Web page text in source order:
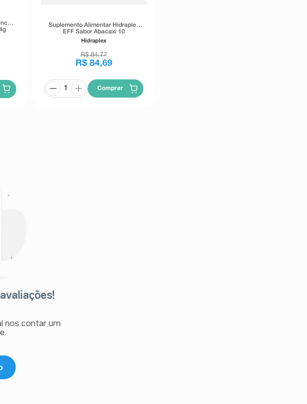
Suplemento Alimentar Hidraplex
EFF Sabor Abacaxi 10
Comprimidos Efervescentes
Hidraplex
R$ 84,77
R$ 84,69
Comprar
nos contar um